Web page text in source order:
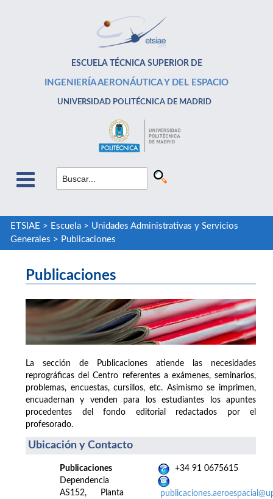
ESCUELA TÉCNICA SUPERIOR DE
INGENIERÍA AERONÁUTICA Y DEL ESPACIO
UNIVERSIDAD POLITÉCNICA DE MADRID
ETSIAE > Escuela> Unidades Administrativas y Servicios
Generales > Publicaciones
Publicaciones
La sección de Publicaciones atiende las necesidades
reprográficas del Centro referentes a exámenes, seminarios,
problemas, encuestas, cursillos, etc. Asimismo se imprimen,
encuadernan y venden para los estudiantes los apuntes
procedentes del fondo editorial redactados por el
profesorado.
Ubicación y Contacto
Publicaciones
Dependencia
AS152, Planta
+34 91 0675615